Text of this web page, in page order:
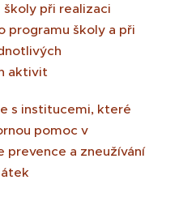
při realizaci
programu školy a při
aktivit
s institucemi, které
pomoc v
prevence a zneužívání